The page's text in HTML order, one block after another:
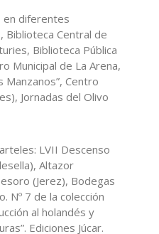
en diferentes
Biblioteca Central de
Biblioteca Pública
Municipal de La Arena,
Centro
Jornadas del Olivo
LVII Descenso
Altazor
(Jerez), Bodegas
Nº 7 de la colección
al holandés y
Ediciones Júcar.